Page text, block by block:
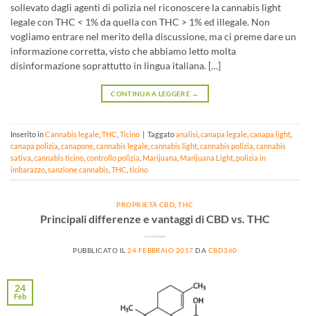
sollevato dagli agenti di polizia nel riconoscere la cannabis light
legale con THC < 1% da quella con THC > 1% ed illegale. Non
vogliamo entrare nel merito della discussione, ma ci preme dare un
informazione corretta, visto che abbiamo letto molta
disinformazione soprattutto in lingua italiana. […]
CONTINUA A LEGGERE →
Inserito inCannabis legale THC Ticino | Taggatoanalisi canapa legale canapa light
canapa polizia canapone cannabis legale cannabis light cannabis polizia cannabis
sativa cannabis ticino controllo polizia Marijuana Marijuana Light polizia in
imbarazzo sanzione cannabis THC ticino
PROPRIETÀ CBD,THC
Principali differenze e vantaggi di CBD vs. THC
PUBBLICATO IL24 FEBBRAIO 2017 DA CBD360
24
Feb